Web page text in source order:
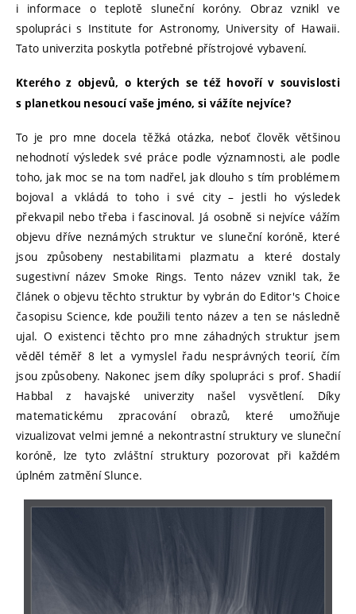
i informace o teplotě sluneční koróny. Obraz vznikl ve
spolupráci s Institute for Astronomy, University of Hawaii.
Tato univerzita poskytla potřebné přístrojové vybavení.
Kterého z objevů, o kterých se též hovoří v souvislosti
s planetkou nesoucí vaše jméno, si vážíte nejvíce?
To je pro mne docela těžká otázka, neboť člověk většinou
nehodnotí výsledek své práce podle významnosti, ale podle
toho, jak moc se na tom nadřel, jak dlouho s tím problémem
bojoval a vkládá to toho i své city – jestli ho výsledek
překvapil nebo třeba i fascinoval. Já osobně si nejvíce vážím
objevu dříve neznámých struktur ve sluneční koróně, které
jsou způsobeny nestabilitami plazmatu a které dostaly
sugestivní název Smoke Rings. Tento název vznikl tak, že
článek o objevu těchto struktur by vybrán do Editor's Choice
časopisu Science, kde použili tento název a ten se následně
ujal. O existenci těchto pro mne záhadných struktur jsem
věděl téměř 8 let a vymyslel řadu nesprávných teorií, čím
jsou způsobeny. Nakonec jsem díky spolupráci s prof. Shadií
Habbal z havajské univerzity našel vysvětlení. Díky
matematickému zpracování obrazů, které umožňuje
vizualizovat velmi jemné a nekontrastní struktury ve sluneční
koróně, lze tyto zvláštní struktury pozorovat při každém
úplném zatmění Slunce.